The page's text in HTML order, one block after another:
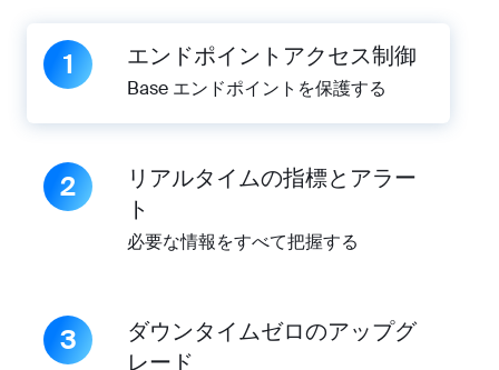
1 エンドポイントアクセス制御
Base エンドポイントを保護する
2
リアルタイムの指標とアラー
ト
必要な情報をすべて把握する
3
ダウンタイムゼロのアップグ
レード